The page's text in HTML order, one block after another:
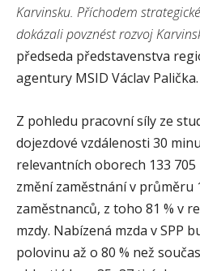
Karvinsku. Příchodem
dokázali povznést rozvoj
předseda představenstva
agentury MSID Václav Palička.
Z pohledu pracovní síly ze
dojezdové vzdálenosti 30
relevantních oborech 133
změní zaměstnání v průměru
zaměstnanců, z toho 81 % v
mzdy. Nabízená mzda v SPP
polovinu až o 80 % než